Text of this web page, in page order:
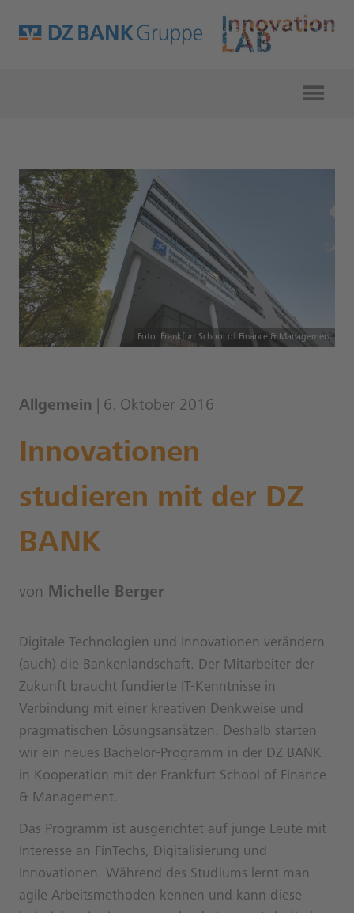
Foto: Frankfurt School of Finance & Management
Allgemein | 6. Oktober 2016
Innovationen
studieren mit der DZ
BANK
von Michelle Berger
Digitale Technologien und Innovationen verändern
(auch) die Bankenlandschaft. Der Mitarbeiter der
Zukunft braucht fundierte IT-Kenntnisse in
Verbindung mit einer kreativen Denkweise und
pragmatischen Lösungsansätzen. Deshalb starten
wir ein neues Bachelor-Programm in der DZ BANK
in Kooperation mit der Frankfurt School of Finance
& Management.
Das Programm ist ausgerichtet auf junge Leute mit
Interesse an FinTechs, Digitalisierung und
Innovationen. Während des Studiums lernt man
agile Arbeitsmethoden kennen und kann diese